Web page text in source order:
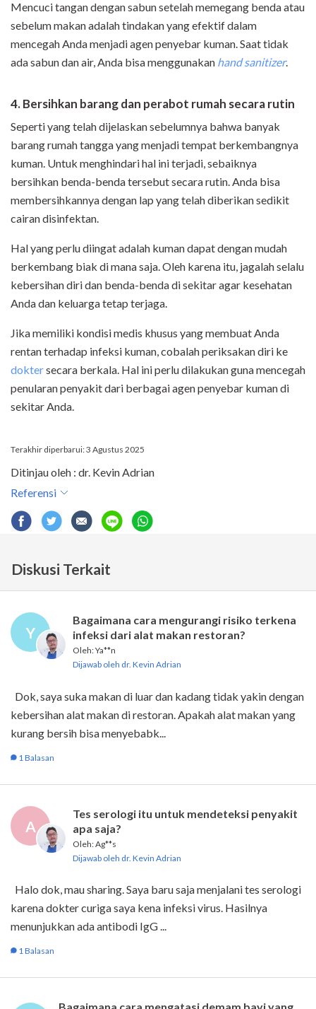
Mencuci tangan dengan sabun setelah memegang benda atau
sebelum makan adalah tindakan yang efektif dalam
mencegah Anda menjadi agen penyebar kuman. Saat tidak
ada sabun dan air, Anda bisa menggunakan hand sanitizer.
4. Bersihkan barang dan perabot rumah secara rutin
Seperti yang telah dijelaskan sebelumnya bahwa banyak
barang rumah tangga yang menjadi tempat berkembangnya
kuman. Untuk menghindari hal ini terjadi, sebaiknya
bersihkan benda-benda tersebut secara rutin. Anda bisa
membersihkannya dengan lap yang telah diberikan sedikit
cairan disinfektan.
Hal yang perlu diingat adalah kuman dapat dengan mudah
berkembang biak di mana saja. Oleh karena itu, jagalah selalu
kebersihan diri dan benda-benda di sekitar agar kesehatan
Anda dan keluarga tetap terjaga.
Jika memiliki kondisi medis khusus yang membuat Anda
rentan terhadap infeksi kuman, cobalah periksakan diri ke
doktersecara berkala. Hal ini perlu dilakukan guna mencegah
penularan penyakit dari berbagai agen penyebar kuman di
sekitar Anda.
Terakhir diperbarui: 3 Agustus 2025